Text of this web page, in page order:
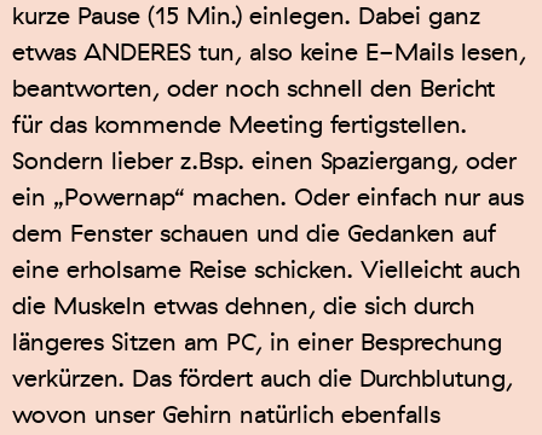
kurze Pause (15 Min.) einlegen. Dabei ganz
etwas ANDERES tun, also keine E-Mails lesen,
beantworten, oder noch schnell den Bericht
für das kommende Meeting fertigstellen.
Sondern lieber z.Bsp. einen Spaziergang, oder
ein „Powernap“ machen. Oder einfach nur aus
dem Fenster schauen und die Gedanken auf
eine erholsame Reise schicken. Vielleicht auch
die Muskeln etwas dehnen, die sich durch
längeres Sitzen am PC, in einer Besprechung
verkürzen. Das fördert auch die Durchblutung,
wovon unser Gehirn natürlich ebenfalls